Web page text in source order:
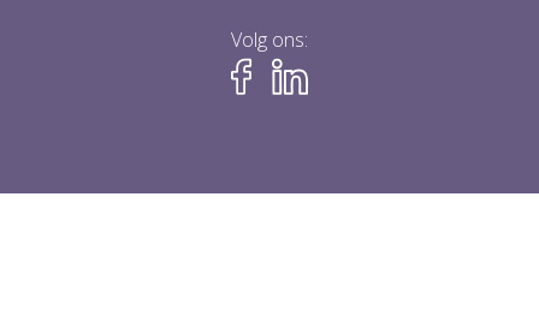
Volg ons: